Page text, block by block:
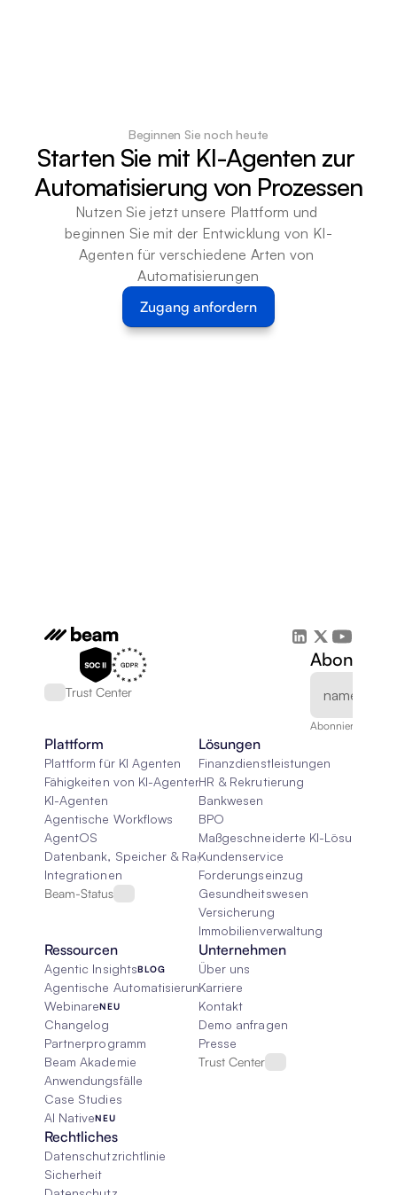
Beginnen Sie noch heute
Starten Sie mit KI-Agenten zur
Automatisierung von Prozessen
Nutzen Sie jetzt unsere Plattform und
beginnen Sie mit der Entwicklung von KI-
Agenten für verschiedene Arten von
Automatisierungen
Zugang anfordern
Trust Center
Abonnieren Sie
Plattform
Plattform für KI Agenten
Fähigkeiten von KI-Agenten
KI-Agenten
Agentische Workflows
AgentOS
Datenbank, Speicher & Rag
Integrationen
Beam-Status
Lösungen
Finanzdienstleistungen
HR & Rekrutierung
Bankwesen
BPO
Maßgeschneiderte KI-Lösungen
Kundenservice
Forderungseinzug
Gesundheitswesen
Versicherung
Immobilienverwaltung
Ressourcen
Agentic InsightsBLOG
Agentische Automatisierung 101
WebinareNEU
Changelog
Partnerprogramm
Beam Akademie
Anwendungsfälle
Case Studies
AI NativeNEU
Unternehmen
Über uns
Karriere
Kontakt
Demo anfragen
Presse
Trust Center
Rechtliches
Datenschutzrichtlinie
Sicherheit